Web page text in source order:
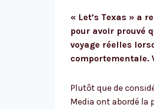
« Let’s Texas » a
pour avoir prouvé
voyage réelles
comportementale.
Plutôt que de
Media ont abordé